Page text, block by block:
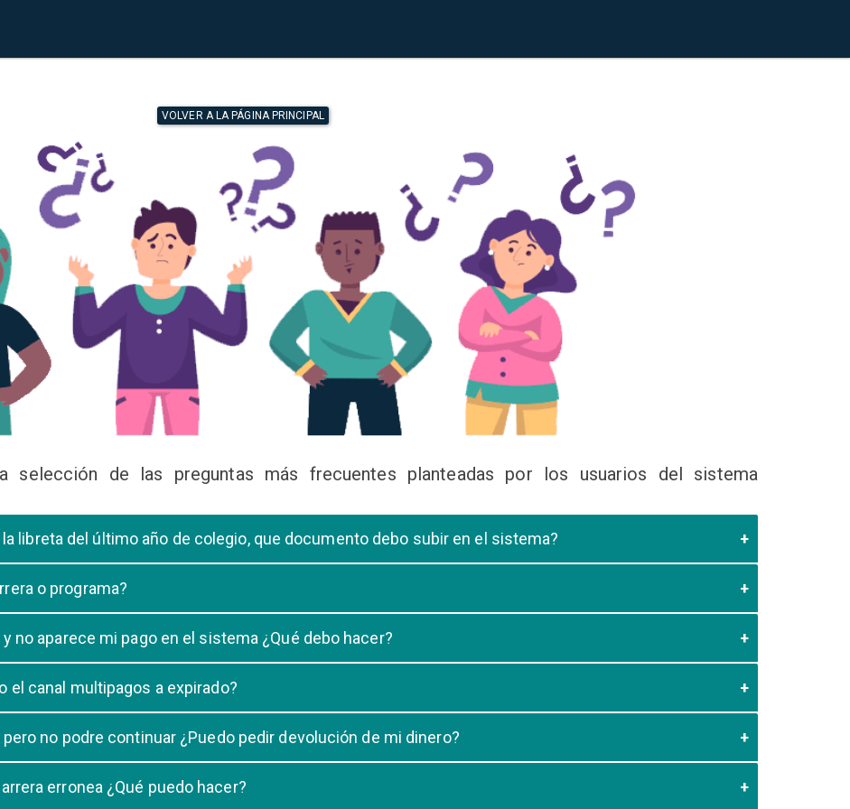
VOLVER A LA PÁGINA PRINCIPAL
selección de las preguntas más frecuentes planteadas por los usuarios del sistema
libreta del último año de colegio, que documento debo subir en el sistema?
o programa?
no aparece mi pago en el sistema ¿Qué debo hacer?
e indicar que no se registró su pago.
el canal multipagos a expirado?
no podre continuar ¿Puedo pedir devolución de mi dinero?
erronea ¿Qué puedo hacer?